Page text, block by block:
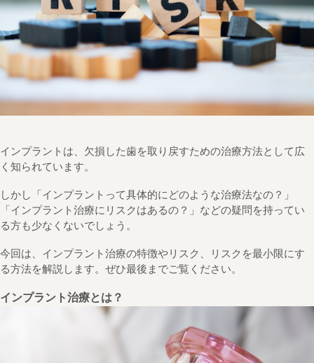
インプラントは、欠損した歯を取り戻すための治療方法として広
く知られています。
しかし「インプラントって具体的にどのような治療法なの？」
「インプラント治療にリスクはあるの？」などの疑問を持ってい
る方も少なくないでしょう。
今回は、インプラント治療の特徴やリスク、リスクを最小限にす
る方法を解説します。ぜひ最後までご覧ください。
インプラント治療とは？